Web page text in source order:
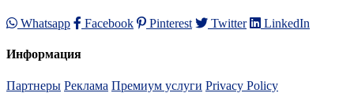
Whatsapp Facebook Pinterest Twitter LinkedIn
Информация
Партнеры Реклама Премиум услуги Privacy Policy